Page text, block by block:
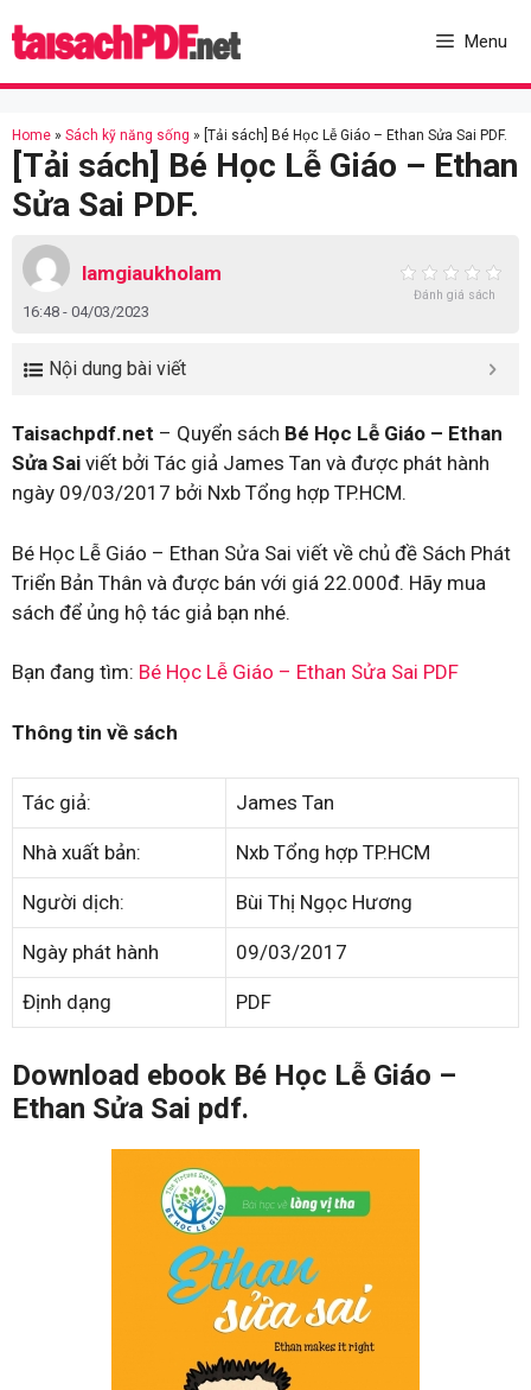
to
Menu
Home » Sách kỹ năng sống » [Tải sách] Bé Học Lễ Giáo – Ethan Sửa Sai PDF.
[Tải sách] Bé Học Lễ Giáo – Ethan
Sửa Sai PDF.
lamgiaukholam
16:48 - 04/03/2023
Đánh giá sách
Nội dung bài viết
Taisachpdf.net – Quyển sách Bé Học Lễ Giáo – Ethan
Sửa Sai viết bởi Tác giả James Tan và được phát hành
ngày 09/03/2017 bởi Nxb Tổng hợp TP.HCM.
Bé Học Lễ Giáo – Ethan Sửa Sai viết về chủ đề Sách Phát
Triển Bản Thân và được bán với giá 22.000đ. Hãy mua
sách để ủng hộ tác giả bạn nhé.
Bạn đang tìm: Bé Học Lễ Giáo – Ethan Sửa Sai PDF
Thông tin về sách
Tác giả: James Tan
Nhà xuất bản: Nxb Tổng hợp TP.HCM
Người dịch: Bùi Thị Ngọc Hương
Ngày phát hành 09/03/2017
Định dạng PDF
Download ebook Bé Học Lễ Giáo –
Ethan Sửa Sai pdf.